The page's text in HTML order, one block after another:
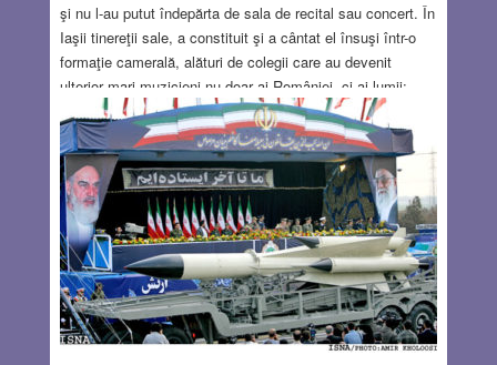
şi nu l-au putut îndepărta de sala de recital sau concert. În
Iaşii tinereţii sale, a constituit şi a cântat el însuşi într-o
formaţie camerală, alături de colegii care au devenit
ulterior mari muzicieni nu doar ai României, ci ai lumii:
Mendi Rodan, Anatol Vieru… Oricât de neprietenoase au
fost timpurile, Iancu Ţucărman a fost o prezenţă constantă
la recitalurile sau concertele lui George Enescu,
muzicianul nepereche pe care l-a cunoscut, având chiar
ocazia să schimbe idei cu maestrul.
Read more…
JAN 18, 2018 5 COMMENTS